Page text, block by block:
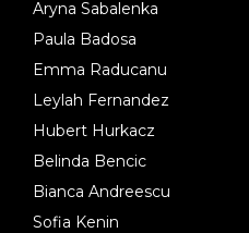
Aryna Sabalenka
Paula Badosa
Emma Raducanu
Leylah Fernandez
Hubert Hurkacz
Belinda Bencic
Bianca Andreescu
Sofia Kenin